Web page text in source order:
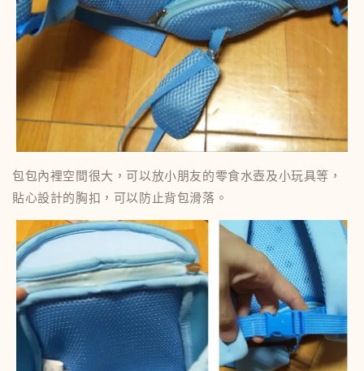
包包內裡空間很大，可以放小朋友的零食水壺及小玩具等，
貼心設計的胸扣，可以防止背包滑落。